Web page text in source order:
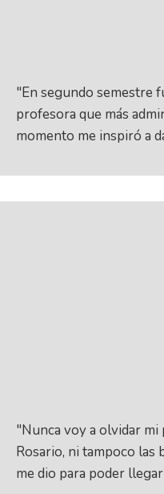
"En segundo semestre
profesora que más
momento me inspiró a
"Nunca voy a olvidar
Rosario, ni tampoco las
me dio para poder